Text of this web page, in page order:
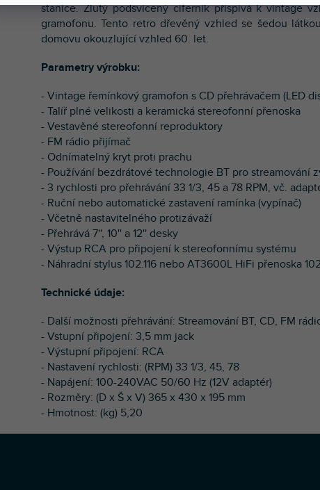
stanice. Žlutý podsvícený ciferník přispívá k vintage
gramofonu. Tento retro dřevěný vzhled se šedou
domovu okouzlující vzhled 60. let.
Parametry výrobku:
- Vintage řemínkový gramofon s CD přehrávačem (LED
- Talíř plné velikosti a keramická stereofonní přenoska
- Vestavěné stereofonní reproduktory
- FM rádio přijímač
- Odnímatelný kryt proti prachu
- Používání bezdrátové technologie BT pro streamování
- 3 rychlosti pro přehrávání 33 1/3, 45 a 78 RPM, vč.
- Ruční nebo automatické zastavení ramínka (vypínač)
- Včetně nastavitelného protizávaží
- Přehrává 7'', 10'' a 12'' desky
- Výstup RCA pro připojení k stereofonnímu systému
- Náhradní stylus 102.116 nebo AT3600L HiFi přenoska
Technické údaje:
- Další možnosti přehrávání: Streamování BT, CD, FM
- Vstupní připojení: 3,5 mm jack
- Výstupní připojení: RCA
- Nastavení rychlosti: (RPM) 33 1/3, 45, 78
- Napájení: 100-240VAC 50/60 Hz (12V adaptér)
- Rozměry: (D x Š x V) 365 x 430 x 195 mm
- Hmotnost: (kg) 5,20